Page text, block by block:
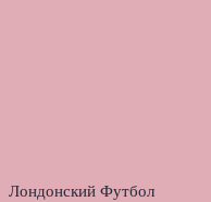
Лондонский Футбол